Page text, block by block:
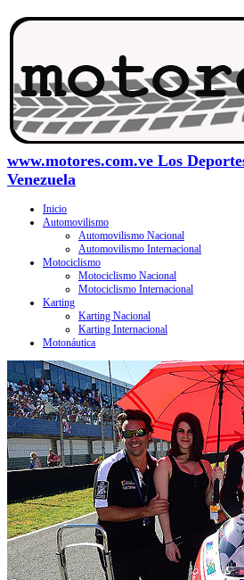
www.motores.com.ve Los
Venezuela
Inicio
Automovilismo
Automovilismo Nacional
Automovilismo Internacional
Motociclismo
Motociclismo Nacional
Motociclismo Internacional
Karting
Karting Nacional
Karting Internacional
Motonáutica